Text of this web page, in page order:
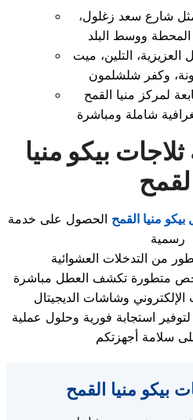
مثل شارع سعد زغلول،
التلين، ميت
لمركز منيا القمح
بيكو منيا
بيكو منيا القمح الحصول على خدمة
رسمية
فحص متطورة تكشف العطل مباشرة
لتوفير استجابة فورية وحلول عملية
بيكو منيا القمح